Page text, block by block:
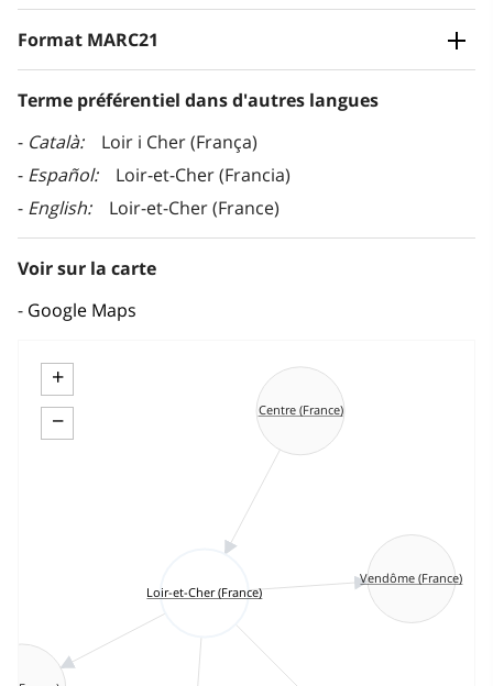
Format MARC21
Terme préférentiel dans d'autres langues
Català
Loir i Cher (França)
Español
Loir-et-Cher (Francia)
English
Loir-et-Cher (France)
Voir sur la carte
Google Maps
+
−
Loir-et-Cher (France)
Centre (France)
Vendôme (France)